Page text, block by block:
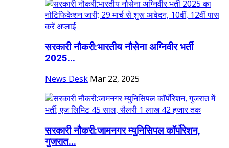
सरकारी नौकरी:भारतीय नौसेना अग्निवीर भर्ती
2025...
News Desk Mar 22, 2025
सरकारी नौकरी:जामनगर म्युनिसिपल कॉर्पोरेशन,
गुजरात...